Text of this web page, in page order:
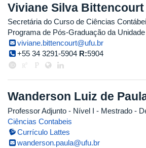
Viviane Silva Bittencourt
Secretária do Curso de Ciências
Programa de Pós-Graduação da
viviane.bittencourt@ufu.br
+55 34 3291-5904 R:5904
Wanderson Luiz de
Professor Adjunto - Nível I - Mestrado -
Ciências Contabeis
Currículo Lattes
wanderson.paula@ufu.br